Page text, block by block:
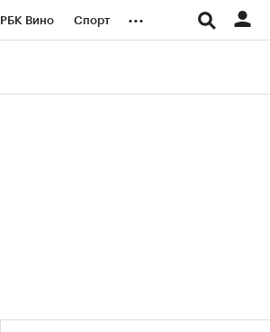
РБК Вино Спорт ...